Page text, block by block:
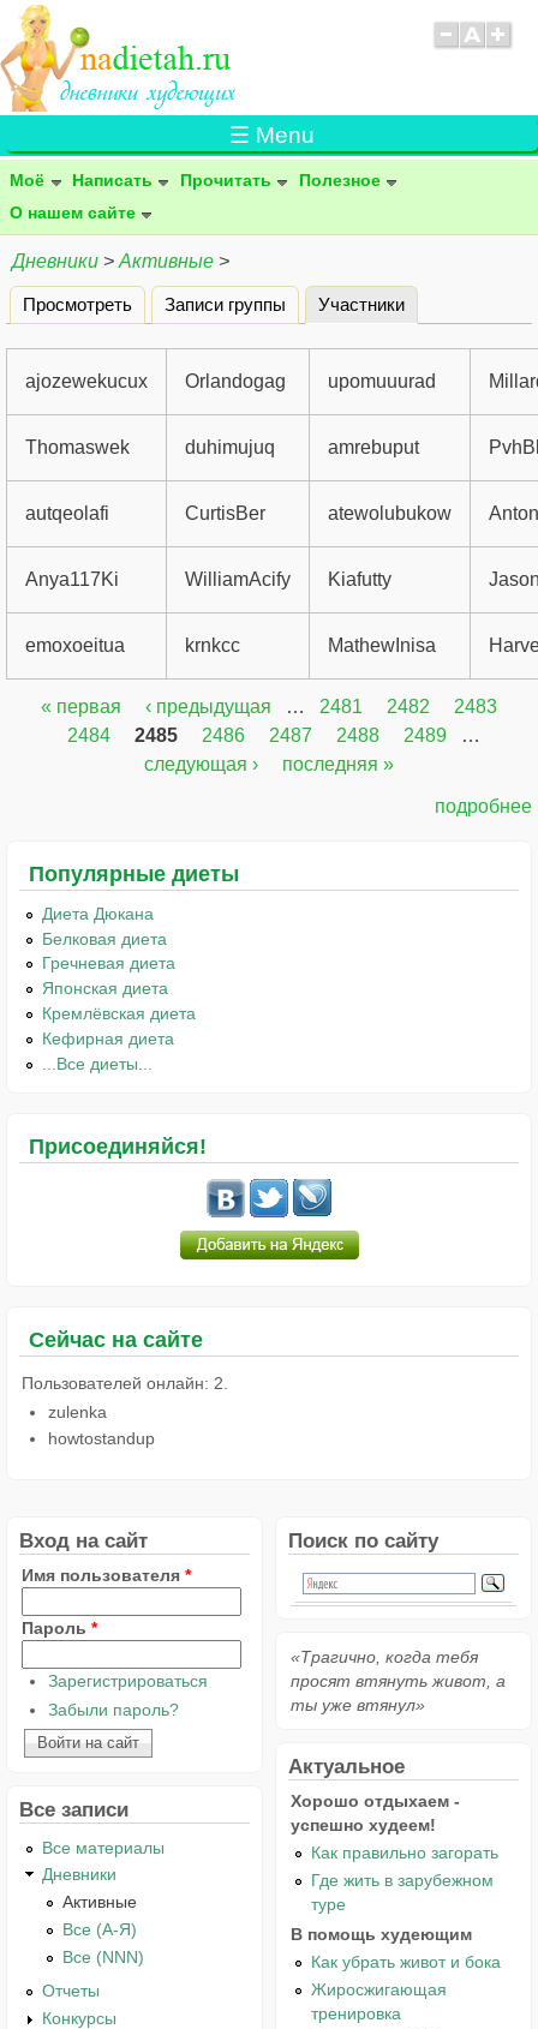
☰ Menu
Моё Написать Прочитать
Полезное
О нашем сайте
Дневники > Активные >
Главные вкладки
Просмотреть Записи группы Участники
ajozewekucux Orlandogag upomuuurad
Thomaswek duhimujuq amrebuput
autqeolafi CurtisBer atewolubukow
Anya117Ki WilliamAcify Kiafutty
emoxoeitua krnkcc MathewInisa
Страницы
« первая ‹ предыдущая … 2481 2482
2483
2484
2485 2486 2487 2488 2489
…
следующая ›
последняя »
подробнее
Популярные диеты
Диета Дюкана
Белковая диета
Гречневая диета
Японская диета
Кремлёвская диета
Кефирная диета
...Все диеты...
Присоединяйся!
Сейчас на сайте
Пользователей онлайн: 2.
zulenka
howtostandup
Вход на сайт
Имя пользователя *
Пароль *
Зарегистрироваться
Забыли пароль?
Все записи
Все материалы
Дневники
Активные
Все (А-Я)
Все (NNN)
Отчеты
Конкурсы
Поиск по сайту
«Трагично, когда тебя
просят втянуть живот, а
ты уже втянул»
Актуальное
Хорошо отдыхаем -
успешно худеем!
Как правильно загорать
Где жить в зарубежном
туре
В помощь худеющим
Как убрать живот и бока
Жиросжигающая
тренировка